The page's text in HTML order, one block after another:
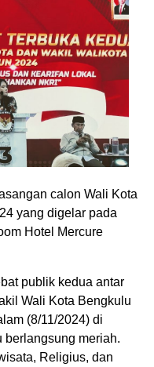
calon Wali Kota
yang digelar pada
Hotel Mercure
publik kedua antar
Wali Kota Bengkulu
(8/11/2024) di
berlangsung meriah.
Religius, dan